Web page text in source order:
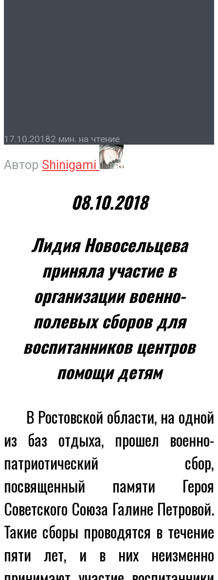
17.10.20182 мин. на чтение
Автор Shinigami
08.10.2018
Лидия Новосельцева
приняла участие в
организации военно-
полевых сборов для
воспитанников центров
помощи детям
В Ростовской области, на одной
из баз отдыха, прошел военно-
патриотический сбор,
посвященный памяти Героя
Советского Союза Галине Петровой.
Такие сборы проводятся в течение
пяти лет, и в них неизменно